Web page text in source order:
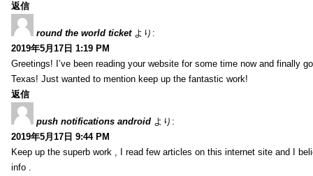
返信
round the world ticket より:
2019年5月17日 1:19 PM
Greetings! I’ve been reading your website for some time now and finally
Texas! Just wanted to mention keep up the fantastic work!
返信
push notifications android より:
2019年5月17日 9:44 PM
Keep up the superb work , I read few articles on this internet site and I
info .